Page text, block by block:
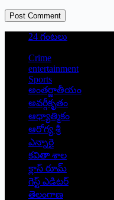
Post Comment
24 గంటలు
Crime
entertainment
Sports
అంతర్జాతీయం
అవర్గీకృతం
ఆధ్యాత్మికం
ఆరోగ్య శ్రీ
ఎన్నారై
కవితా శాల
క్లాస్ రూమ్
గెస్ట్ ఎడిటర్
తెలంగాణ